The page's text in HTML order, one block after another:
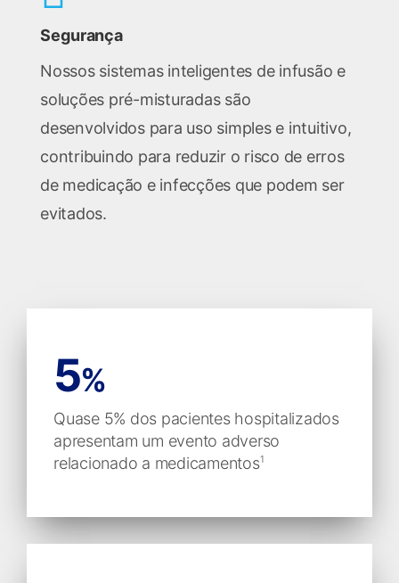
Segurança
Nossos sistemas inteligentes de infusão e
soluções pré-misturadas são
desenvolvidos para uso simples e intuitivo,
contribuindo para reduzir o risco de erros
de medicação e infecções que podem ser
evitados.
5%
Quase 5% dos pacientes hospitalizados
apresentam um evento adverso
relacionado a medicamentos1